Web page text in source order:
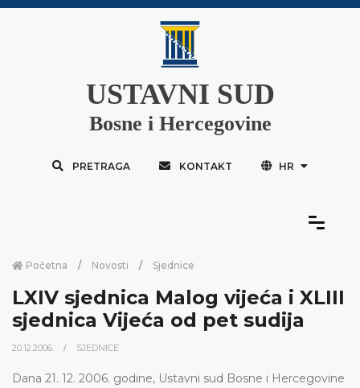
USTAVNI SUD
Bosne i Hercegovine
PRETRAGA KONTAKT HR
Početna Novosti Sjednice
LXIV sjednica Malog vijeća i XLIII
sjednica Vijeća od pet sudija
20.12.2006. SJEDNICE
Dana 21. 12. 2006. godine, Ustavni sud Bosne i Hercegovine